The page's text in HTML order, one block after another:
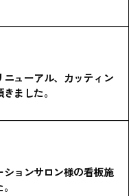
ニューアル、カッティン
ました。
ションサロン様の看板施